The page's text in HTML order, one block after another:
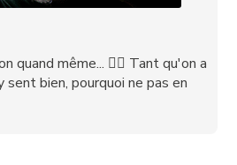
quand même... 🤷‍♂️ Tant qu'on a
sent bien, pourquoi ne pas en